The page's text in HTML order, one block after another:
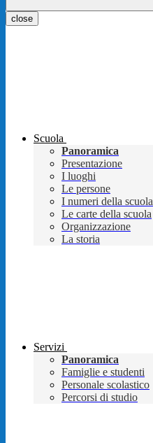
close
Scuola
Panoramica
Presentazione
I luoghi
Le persone
I numeri della scuola
Le carte della scuola
Organizzazione
La storia
Servizi
Panoramica
Famiglie e studenti
Personale scolastico
Percorsi di studio